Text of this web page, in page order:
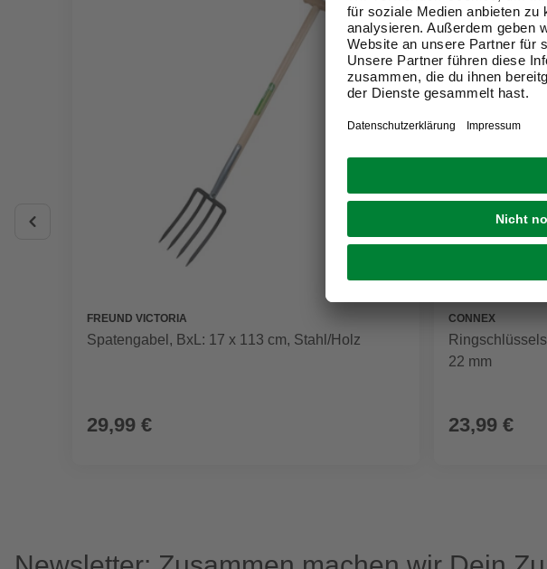
FREUND VICTORIA
Spatengabel, BxL: 17 x 113 cm, Stahl/Holz
29,99 €
CONNEX
22 mm
23,99 €